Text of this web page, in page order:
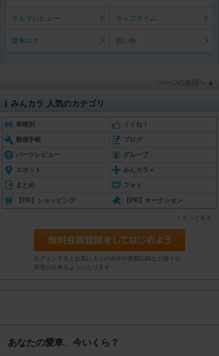
クルマレビュー ラップタイム
愛車ログ 買い物
ページの先頭へ ▲
みんカラ 人気のカテゴリ
車種別 イイね！
整備手帳 ブログ
パーツレビュー グループ
スポット みんカラ＋
まとめ フォト
【PR】ショッピング 【PR】オークション
もっと見る
ログインするとお気に入りの保存や燃費記録など様々な
管理が出来るようになります
あなたの愛車、今いくら？